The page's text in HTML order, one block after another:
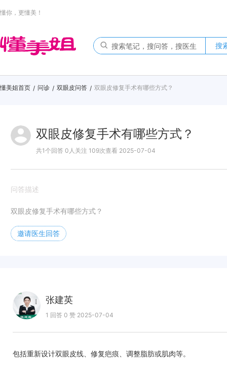
懂你，更懂美！
搜
懂美姐首页 / 问诊 / 双眼皮问答 / 双眼皮修复手术有哪些方式？
双眼皮修复手术有哪些方式？
共1个回答 0人关注 109次查看 2025-07-04
问答描述
双眼皮修复手术有哪些方式？
邀请医生回答
张建英
1 回答 0 赞 2025-07-04
包括重新设计双眼皮线、修复疤痕、调整脂肪或肌肉等。